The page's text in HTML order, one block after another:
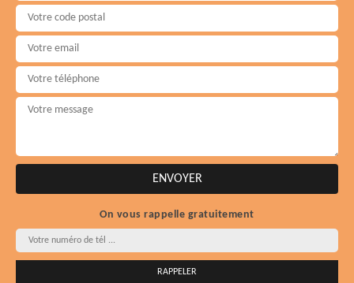
On vous rappelle gratuitement